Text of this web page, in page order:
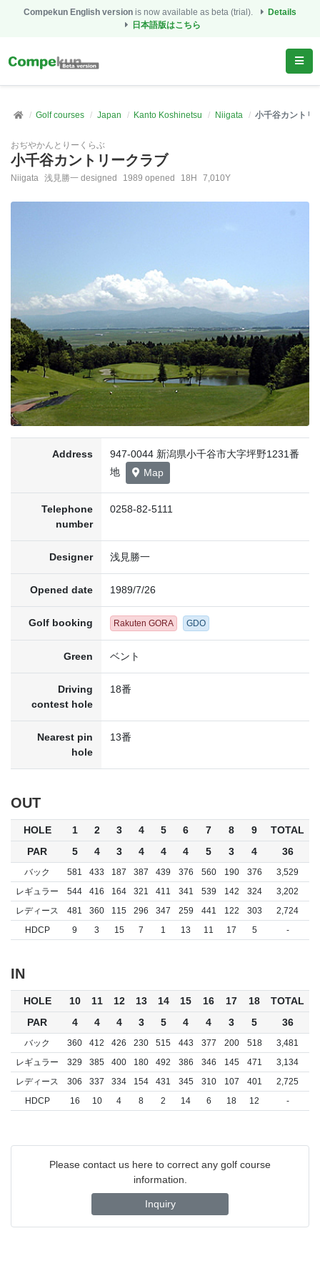
Compekun English version is now available as beta (trial).
Details
日本語版はこちら
Golf courses Japan Kanto Koshinetsu Niigata 小千谷カントリ
おぢやかんとりーくらぶ
小千谷カントリークラブ
Niigata 浅見勝一 designed 1989 opened 18H 7,010Y
Address
947-0044 新潟県小千谷市大字坪野1231番
地
Map
Telephone
number
0258-82-5111
Designer 浅見勝一
Opened date 1989/7/26
Golf booking Rakuten GORA GDO
Green ベント
Driving
contest hole
18番
Nearest pin
hole
13番
OUT
HOLE 1 2 3 4 5 6 7 8 9
TOTAL
PAR
5 4 3 4 4 4 5 3 4 36
バック 581 433 187 387 439 376 560 190 376
3,529
レギュラー
544 416 164 321 411 341 539 142 324
3,202
レディース
481 360 115 296 347 259 441 122 303
2,724
HDCP
9 3 15 7 1 13 11 17 5 -
IN
HOLE 10 11 12 13 14 15 16 17 18
TOTAL
PAR
4 4 4 3 5 4 4 3 5 36
バック 360 412 426 230 515 443 377 200 518
3,481
レギュラー
329 385 400 180 492 386 346 145 471
3,134
レディース
306 337 334 154 431 345 310 107 401
2,725
HDCP
16 10 4 8 2 14 6 18 12 -
Please contact us here to correct any golf course
information.
Inquiry